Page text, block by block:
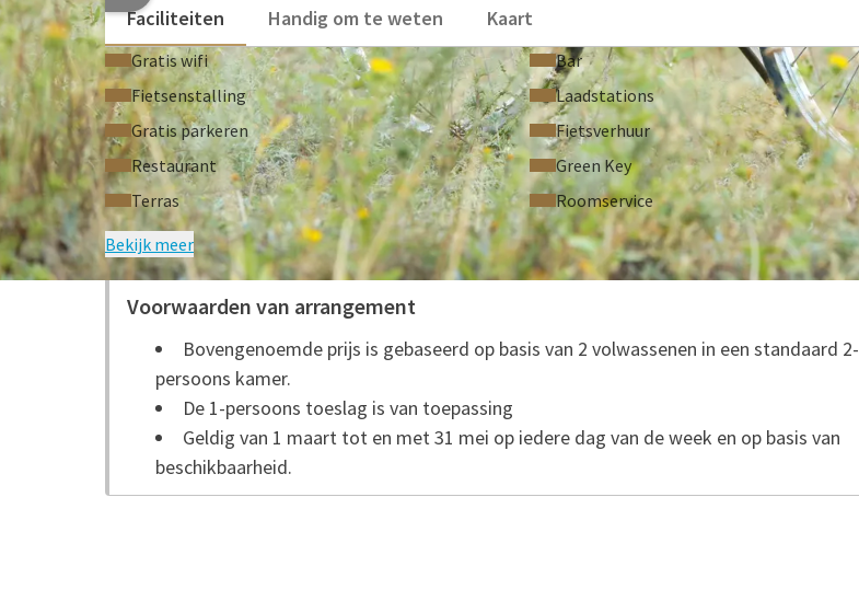
Faciliteiten
Handig om te weten Kaart
Gratis wifi
Bar
Fietsenstalling
Laadstations
Gratis parkeren
Fietsverhuur
Restaurant
Green Key
Terras
Roomservice
Bekijk meer
VEELGESTELDE VRAGEN
Voorwaarden van arrangement
Bovengenoemde prijs is gebaseerd op basis van 2 volwassenen in een standaard 2-
persoons kamer.
De 1-persoons toeslag is van toepassing
Geldig van 1 maart tot en met 31 mei op iedere dag van de week en op basis van
beschikbaarheid.